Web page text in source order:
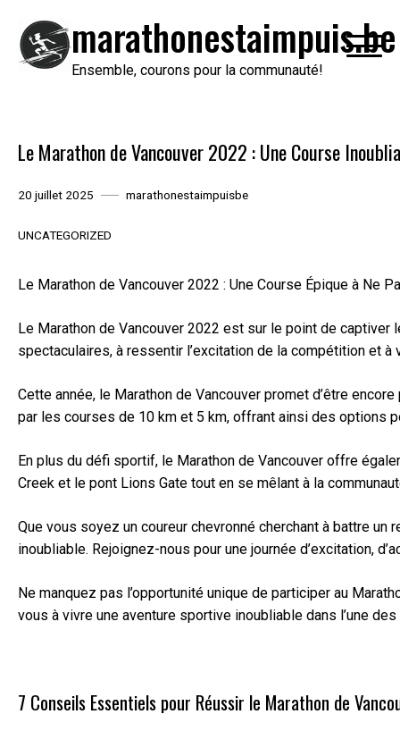
contenu
marathonestaimpuis.be
Ensemble, courons pour la communauté!
Le Marathon de Vancouver 2022 : Une Course
20 juillet 2025 marathonestaimpuisbe
UNCATEGORIZED
Le Marathon de Vancouver 2022 : Une Course Épique à Ne
Le Marathon de Vancouver 2022 est sur le point de
spectaculaires, à ressentir l’excitation de la compétition et
Cette année, le Marathon de Vancouver promet d’être
par les courses de 10 km et 5 km, offrant ainsi des options
En plus du défi sportif, le Marathon de Vancouver offre
Creek et le pont Lions Gate tout en se mêlant à la
Que vous soyez un coureur chevronné cherchant à battre
inoubliable. Rejoignez-nous pour une journée d’excitation,
Ne manquez pas l’opportunité unique de participer au
vous à vivre une aventure sportive inoubliable dans l’une
7 Conseils Essentiels pour Réussir le Marathon de